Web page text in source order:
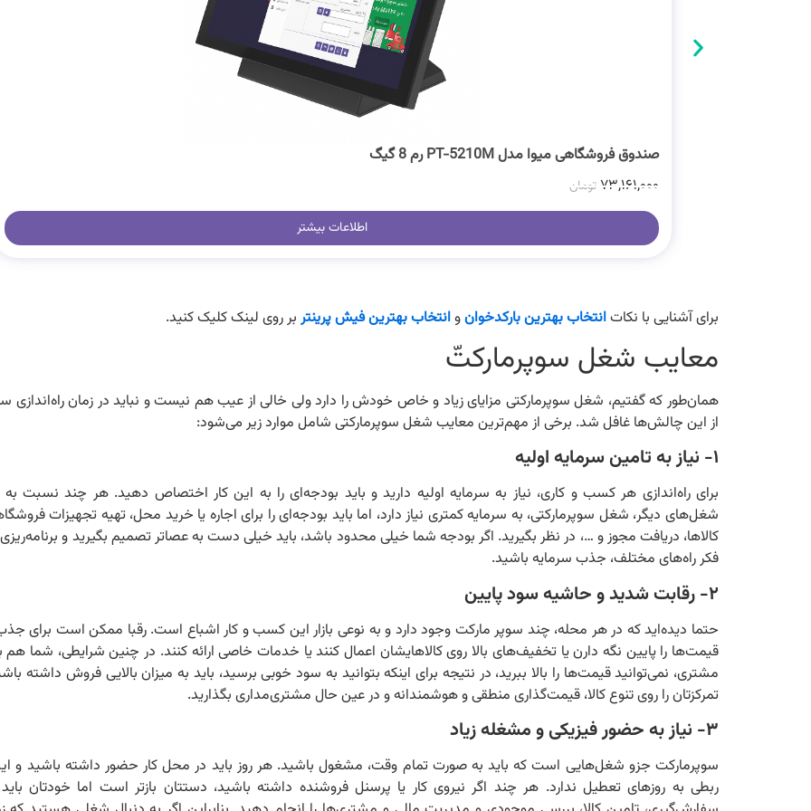
صندوق فروشگاهی میوا مدل PT-5210M رم 8 گیگ
۷۳,۱۶۱,۰۰۰تومان
اطلاعات بیشتر
برای آشنایی با نکاتانتخاب بهترین بارکدخوانوانتخاب بهترین فیش پرینتر بر روی لینک کلیک کنید.
معایب شغل سوپرمارکتّ
همان‌طور که گفتیم، شغل سوپرمارکتی مزایای زیاد و خاص خودش را دارد ولی خالی از عیب هم نیست و نباید در زمان راه‌اندازی
از این چالش‌ها غافل شد. برخی از مهم‌ترین معایب شغل سوپرمارکتی شامل موارد زیر می‌شود:
۱- نیاز به تامین سرمایه اولیه
برای راه‌اندازی هر کسب و کاری، نیاز به سرمایه اولیه دارید و باید بودجه‌ای را به این کار اختصاص دهید. هر چند نسبت به
شغل‌های دیگر، شغل سوپرمارکتی، به سرمایه کمتری نیاز دارد، اما باید بودجه‌ای را برای اجاره یا خرید محل، تهیه تجهیزات
کالاها، دریافت مجوز و …، در نظر بگیرید. اگر بودجه شما خیلی محدود باشد، باید خیلی دست‌ به عصاتر تصمیم بگیرید و برنامه‌ریزی
فکر راه‌های مختلف، جذب سرمایه باشید.
۲- رقابت شدید و حاشیه سود پایین
حتما دیده‌اید که در هر محله، چند سوپر مارکت وجود دارد و به نوعی بازار این کسب و کار اشباع است. رقبا ممکن است برای
قیمت‌ها را پایین نگه‌ دارن یا تخفیف‌های بالا روی کالاهایشان اعمال کنند یا خدمات خاصی ارائه کنند. در چنین شرایطی، شما
مشتری، نمی‌توانید قیمت‌ها را بالا ببرید، در نتیجه برای اینکه بتوانید به سود خوبی برسید، باید به میزان بالایی فروش داشته
تمرکزتان را روی تنوع کالا، قیمت‌گذاری منطقی و هوشمندانه و در عین حال مشتری‌مداری بگذارید.
۳- نیاز به حضور فیزیکی و مشغله زیاد
سوپرمارکت جزو شغل‌هایی است که باید به صورت تمام وقت، مشغول باشید. هر روز باید در محل کار حضور داشته باشید و
ربطی به روز‌های تعطیل ندارد. هر چند اگر نیروی کار یا پرسنل فروشنده داشته باشید، دستتان بازتر است اما خودتان